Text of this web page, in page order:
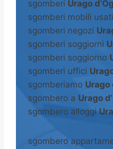
sgomberi Urago
sgomberi mobili usati
sgomberi negozi
sgomberi soggiorni
sgomberi soggiorno
sgomberi uffici
sgomberiamo Urago
sgombero a Urago
sgombero alloggi
sgombero